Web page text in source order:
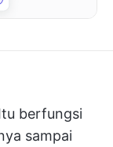
berfungsi
sampai